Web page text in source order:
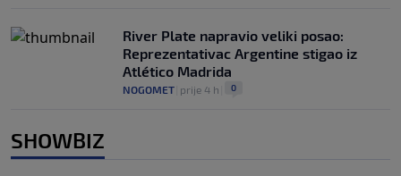
River Plate napravio veliki posao:
Reprezentativac Argentine stigao iz
Atlético Madrida
NOGOMET prije 4 h 0
SHOWBIZ